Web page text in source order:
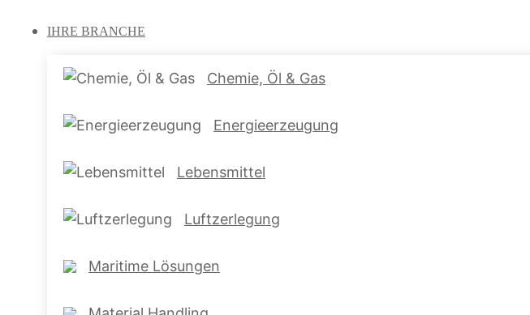
IHRE BRANCHE
Chemie, Öl & Gas
Energieerzeugung
Lebensmittel
Luftzerlegung
Maritime Lösungen